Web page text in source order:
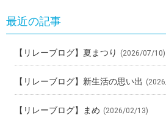
最近の記事
【リレーブログ】夏まつり (2026/07/10)
【リレーブログ】新生活の思い出
【リレーブログ】まめ (2026/02/13)